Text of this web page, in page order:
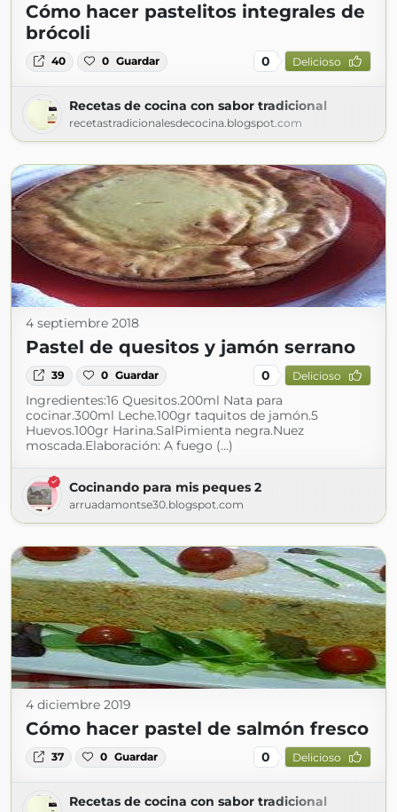
Cómo hacer pastelitos integrales de
brócoli
40 0 Guardar 0 Delicioso
Recetas de cocina con sabor tradicional
recetastradicionalesdecocina.blogspot.com
4 septiembre 2018
Pastel de quesitos y jamón serrano
39 0 Guardar 0 Delicioso
Ingredientes:16 Quesitos.200ml Nata para
cocinar.300ml Leche.100gr taquitos de jamón.5
Huevos.100gr Harina.SalPimienta negra.Nuez
moscada.Elaboración: A fuego (...)
Cocinando para mis peques 2
arruadamontse30.blogspot.com
4 diciembre 2019
Cómo hacer pastel de salmón fresco
37 0 Guardar 0 Delicioso
Recetas de cocina con sabor tradicional